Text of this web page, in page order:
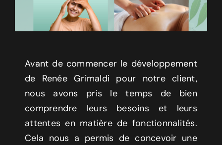
Avant de commencer le développement
de Renée Grimaldi pour notre client,
nous avons pris le temps de bien
comprendre leurs besoins et leurs
attentes en matière de fonctionnalités.
Cela nous a permis de concevoir une